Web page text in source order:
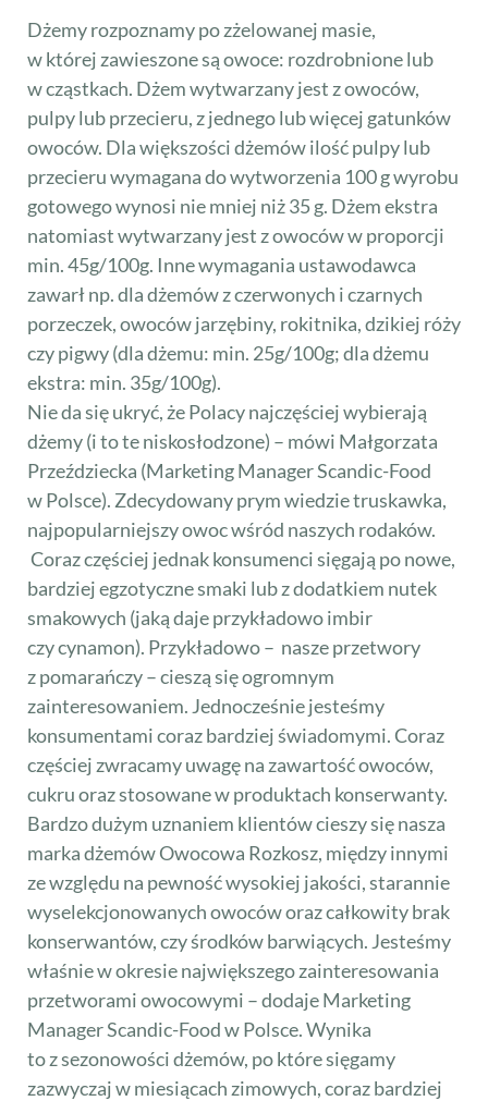
Dżemy rozpoznamy po zżelowanej masie,
w której zawieszone są owoce: rozdrobnione lub
w cząstkach. Dżem wytwarzany jest z owoców,
pulpy lub przecieru, z jednego lub więcej gatunków
owoców. Dla większości dżemów ilość pulpy lub
przecieru wymagana do wytworzenia 100 g wyrobu
gotowego wynosi nie mniej niż 35 g. Dżem ekstra
natomiast wytwarzany jest z owoców w proporcji
min. 45g/100g. Inne wymagania ustawodawca
zawarł np. dla dżemów z czerwonych i czarnych
porzeczek, owoców jarzębiny, rokitnika, dzikiej róży
czy pigwy (dla dżemu: min. 25g/100g; dla dżemu
ekstra: min. 35g/100g).
Nie da się ukryć, że Polacy najczęściej wybierają
dżemy (i to te niskosłodzone) – mówi Małgorzata
Przeździecka (Marketing Manager Scandic-Food
w Polsce). Zdecydowany prym wiedzie truskawka,
najpopularniejszy owoc wśród naszych rodaków.
Coraz częściej jednak konsumenci sięgają po nowe,
bardziej egzotyczne smaki lub z dodatkiem nutek
smakowych (jaką daje przykładowo imbir
czy cynamon). Przykładowo – nasze przetwory
z pomarańczy – cieszą się ogromnym
zainteresowaniem. Jednocześnie jesteśmy
konsumentami coraz bardziej świadomymi. Coraz
częściej zwracamy uwagę na zawartość owoców,
cukru oraz stosowane w produktach konserwanty.
Bardzo dużym uznaniem klientów cieszy się nasza
marka dżemów Owocowa Rozkosz, między innymi
ze względu na pewność wysokiej jakości, starannie
wyselekcjonowanych owoców oraz całkowity brak
konserwantów, czy środków barwiących. Jesteśmy
właśnie w okresie największego zainteresowania
przetworami owocowymi – dodaje Marketing
Manager Scandic-Food w Polsce. Wynika
to z sezonowości dżemów, po które sięgamy
zazwyczaj w miesiącach zimowych, coraz bardziej